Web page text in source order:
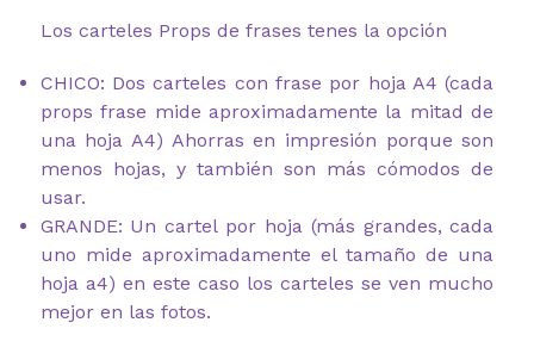
Los carteles Props de frases tenes la opción
CHICO: Dos carteles con frase por hoja A4 (cada
props frase mide aproximadamente la mitad de
una hoja A4) Ahorras en impresión porque son
menos hojas, y también son más cómodos de
usar.
GRANDE: Un cartel por hoja (más grandes, cada
uno mide aproximadamente el tamaño de una
hoja a4) en este caso los carteles se ven mucho
mejor en las fotos.